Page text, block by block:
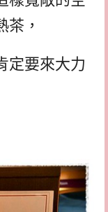
茶，
定要來大力